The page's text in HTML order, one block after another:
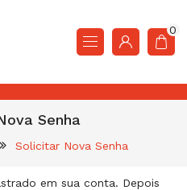
0
Senha
Solicitar Nova Senha
em sua conta. Depois